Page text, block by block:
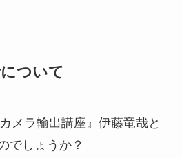
ついて
メラ輸出講座』伊藤竜哉と
でしょうか？